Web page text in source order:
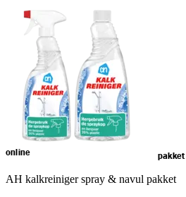
online pakket
AH kalkreiniger spray & navul pakket